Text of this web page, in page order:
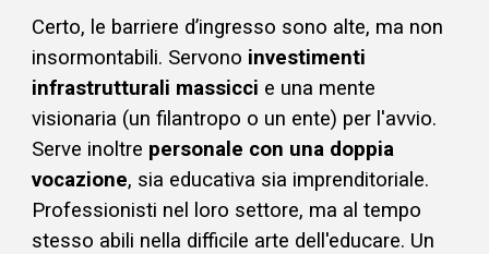
Certo, le barriere d’ingresso sono alte, ma non
insormontabili. Servono investimenti
infrastrutturali massicci e una mente
visionaria (un filantropo o un ente) per l'avvio.
Serve inoltre personale con una doppia
vocazione, sia educativa sia imprenditoriale.
Professionisti nel loro settore, ma al tempo
stesso abili nella difficile arte dell'educare. Un